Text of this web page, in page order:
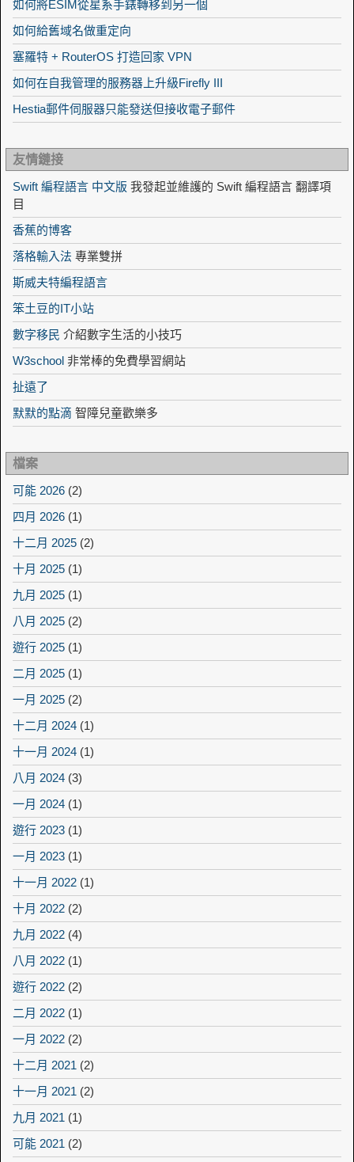
如何將ESIM從星系手錶轉移到另一個
如何給舊域名做重定向
塞羅特 + RouterOS 打造回家 VPN
如何在自我管理的服務器上升級Firefly III
Hestia郵件伺服器只能發送但接收電子郵件
友情鏈接
Swift 編程語言 中文版 我發起並維護的 Swift 編程語言 翻譯項
目
香蕉的博客
落格輸入法 專業雙拼
斯威夫特編程語言
笨土豆的IT小站
數字移民 介紹數字生活的小技巧
W3school 非常棒的免費學習網站
扯遠了
默默的點滴 智障兒童歡樂多
檔案
可能 2026 (2)
四月 2026 (1)
十二月 2025 (2)
十月 2025 (1)
九月 2025 (1)
八月 2025 (2)
遊行 2025 (1)
二月 2025 (1)
一月 2025 (2)
十二月 2024 (1)
十一月 2024 (1)
八月 2024 (3)
一月 2024 (1)
遊行 2023 (1)
一月 2023 (1)
十一月 2022 (1)
十月 2022 (2)
九月 2022 (4)
八月 2022 (1)
遊行 2022 (2)
二月 2022 (1)
一月 2022 (2)
十二月 2021 (2)
十一月 2021 (2)
九月 2021 (1)
可能 2021 (2)